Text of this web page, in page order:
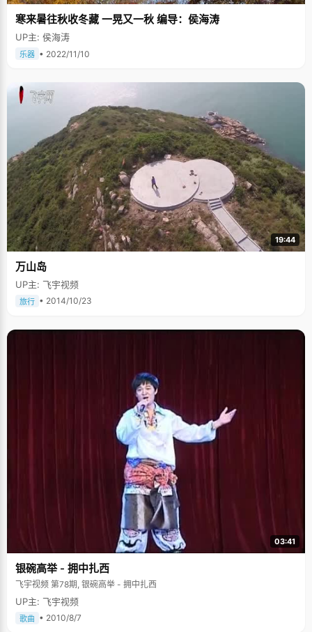
寒来暑往秋收冬藏 一晃又一秋 编导：侯海涛
UP主: 侯海涛
乐器 • 2022/11/10
19:44
万山岛
UP主: 飞宇视频
旅行 • 2014/10/23
03:41
银碗高举 - 拥中扎西
飞宇视频 第78期, 银碗高举 - 拥中扎西
UP主: 飞宇视频
歌曲 • 2010/8/7